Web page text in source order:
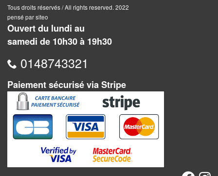
Casse-
têtes
Accessoires
Backgammon
Jeux
traditionnels
Dominos
de
Tous droits réservés / All rights reserved. 2022
pensé par siteo
Ouvert du lundi au
samedi de 10h30 à 19h30
0148743321
Paiement sécurisé via Stripe